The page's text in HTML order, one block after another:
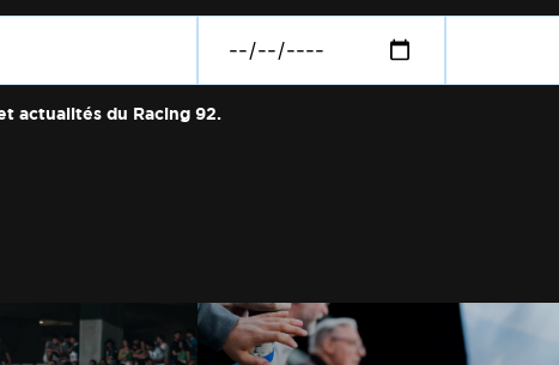
actualités du Racing 92.